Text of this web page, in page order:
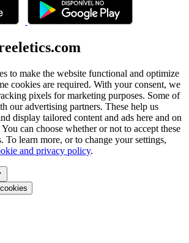
to make the website functional and optimize
cookies are required. With your consent, we
pixels for marketing purposes. Some of
our advertising partners. These help us
display tailored content and ads here and on
can choose whether or not to accept these
To learn more, or to change your settings,
and privacy policy.